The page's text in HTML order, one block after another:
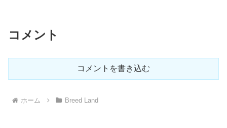
コメント
コメントを書き込む
ホーム Breed Land